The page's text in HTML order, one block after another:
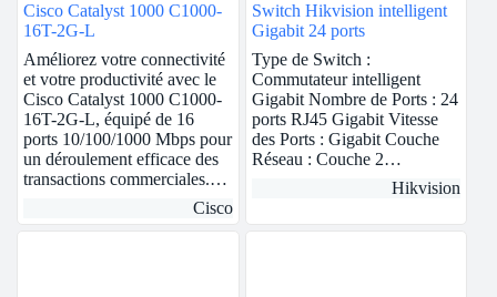
Cisco Catalyst 1000 C1000-
16T-2G-L
Améliorez votre connectivité
et votre productivité avec le
Cisco Catalyst 1000 C1000-
16T-2G-L, équipé de 16
ports 10/100/1000 Mbps pour
un déroulement efficace des
transactions commerciales.…
Cisco
Switch Hikvision intelligent
Gigabit 24 ports
Type de Switch :
Commutateur intelligent
Gigabit Nombre de Ports : 24
ports RJ45 Gigabit Vitesse
des Ports : Gigabit Couche
Réseau : Couche 2…
Hikvision